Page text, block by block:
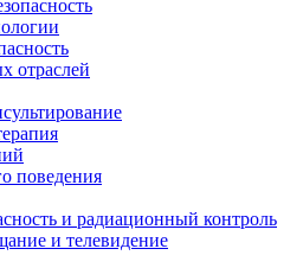
отраслей
поведения
и радиационный контроль
и телевидение